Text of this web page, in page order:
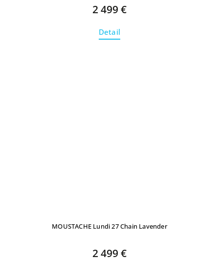
2 499 €
Detail
MOUSTACHE Lundi 27 Chain Lavender
2 499 €